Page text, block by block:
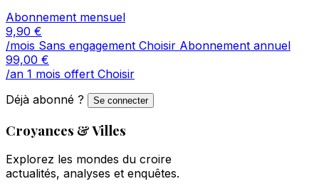
Abonnement mensuel
9,90 €
/mois Sans engagement Choisir Abonnement annuel
99,00 €
/an 1 mois offert Choisir
Déjà abonné ?
Se connecter
Croyances & Villes
Explorez les mondes du croire
actualités, analyses et enquêtes.